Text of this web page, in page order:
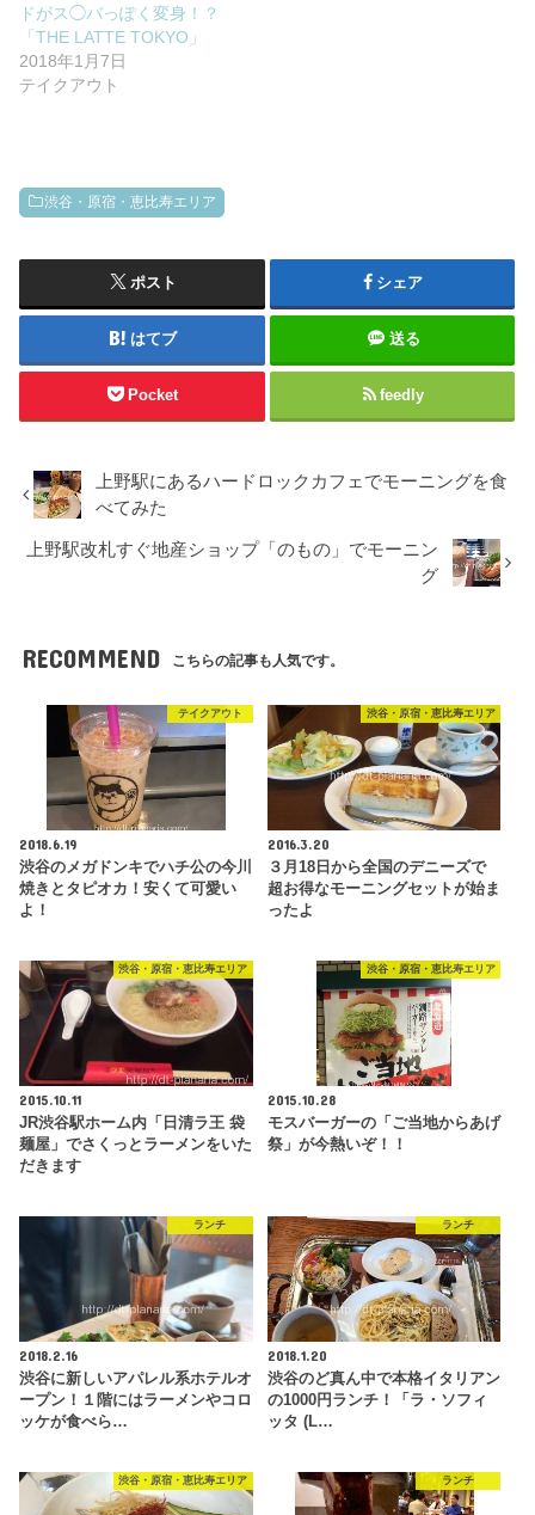
ドがス◯バっぽく変身！？
「THE LATTE TOKYO」
2018年1月7日
テイクアウト
渋谷・原宿・恵比寿エリア
ポスト シェア
はてブ 送る
Pocket feedly
上野駅にあるハードロックカフェでモーニングを食
べてみた
上野駅改札すぐ地産ショップ「のもの」でモーニン
グ
RECOMMEND こちらの記事も人気です。
テイクアウト
2018.6.19
渋谷のメガドンキでハチ公の今川
焼きとタピオカ！安くて可愛い
よ！
渋谷・原宿・恵比寿エリア
2016.3.20
３月18日から全国のデニーズで
超お得なモーニングセットが始ま
ったよ
渋谷・原宿・恵比寿エリア
2015.10.11
JR渋谷駅ホーム内「日清ラ王 袋
麺屋」でさくっとラーメンをいた
だきます
渋谷・原宿・恵比寿エリア
2015.10.28
モスバーガーの「ご当地からあげ
祭」が今熱いぞ！！
ランチ
2018.2.16
渋谷に新しいアパレル系ホテルオ
ープン！１階にはラーメンやコロ
ッケが食べら…
ランチ
2018.1.20
渋谷のど真ん中で本格イタリアン
の1000円ランチ！「ラ・ソフィ
ッタ (L…
渋谷・原宿・恵比寿エリア ランチ